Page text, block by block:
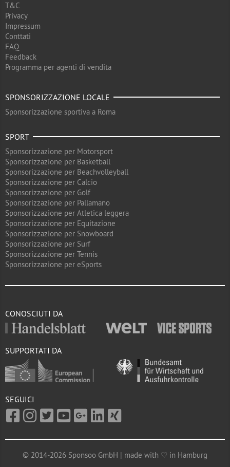
T&C
Privacy
Impressum
Conttati
FAQ
Feedback
Programma per agenti di vendita
SPONSORIZZAZIONE LOCALE
Sponsorizzazione sportiva a Roma
SPORT
Sponsorizzazione per Motorsport
Sponsorizzazione per Basketball
Sponsorizzazione per Beachvolleyball
Sponsorizzazione per Calcio
Sponsorizzazione per Golf
Sponsorizzazione per Pallamano
Sponsorizzazione per Atletica leggera
Sponsorizzazione per Equitazione
Sponsorizzazione per Snowboard
Sponsorizzazione per Surf
Sponsorizzazione per Tennis
Sponsorizzazione per eSports
CONOSCIUTI DA
SUPPORTATI DA
SEGUICI
© 2014-2026 Sponsoo GmbH | made with ♡ in Hamburg